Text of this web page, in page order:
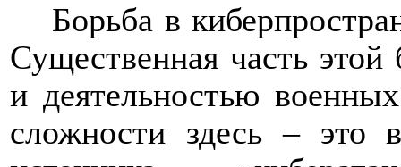
Борьба в
Существенная часть
и деятельностью
сложности здесь – это